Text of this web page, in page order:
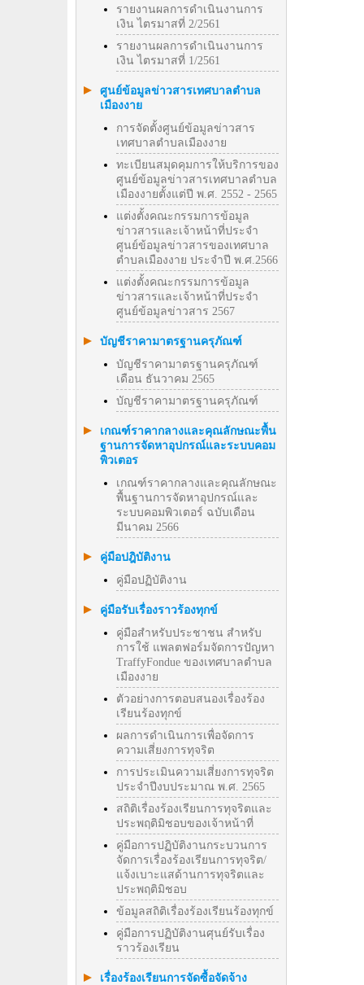
รายงานผลการดำเนินงานการ
เงิน ไตรมาสที่ 2/2561
รายงานผลการดำเนินงานการ
เงิน ไตรมาสที่ 1/2561
ศูนย์ข้อมูลข่าวสารเทศบาลตำบล
เมืองงาย
การจัดตั้งศูนย์ข้อมูลข่าวสาร
เทศบาลตำบลเมืองงาย
ทะเบียนสมุดคุมการให้บริการของ
ศูนย์ข้อมูลข่าวสารเทศบาลตำบล
เมืองงายตั้งแต่ปี พ.ศ. 2552 - 2565
แต่งตั้งคณะกรรมการข้อมูล
ข่าวสารและเจ้าหน้าที่ประจำ
ศูนย์ข้อมูลข่าวสารของเทศบาล
ตำบลเมืองงาย ประจำปี พ.ศ.2566
แต่งตั้งคณะกรรมการข้อมูล
ข่าวสารและเจ้าหน้าที่ประจำ
ศูนย์ข้อมูลข่าวสาร 2567
บัญชีราคามาตรฐานครุภัณฑ์
บัญชีราคามาตรฐานครุภัณฑ์
เดือน ธันวาคม 2565
บัญชีราคามาตรฐานครุภัณฑ์
เกณฑ์ราคากลางและคุณลักษณะพื้น
ฐานการจัดหาอุปกรณ์และระบบคอม
พิวเตอร
เกณฑ์ราคากลางและคุณลักษณะ
พื้นฐานการจัดหาอุปกรณ์และ
ระบบคอมพิวเตอร์ ฉบับเดือน
มีนาคม 2566
คู่มือปฎิบัติงาน
คู่มือปฏิบัติงาน
คู่มือรับเรื่องราวร้องทุกข์
คู่มือสำหรับประชาชน สำหรับ
การใช้ แพลตฟอร์มจัดการปัญหา
TraffyFondue ของเทศบาลตำบล
เมืองงาย
ตัวอย่างการตอบสนองเรื่องร้อง
เรียนร้องทุกข์
ผลการดำเนินการเพื่อจัดการ
ความเสี่ยงการทุจริต
การประเมินความเสี่ยงการทุจริต
ประจำปีงบประมาณ พ.ศ. 2565
สถิติเรื่องร้องเรียนการทุจริตและ
ประพฤติมิชอบของเจ้าหน้าที่
คู่มือการปฏิบัติงานกระบวนการ
จัดการเรื่องร้องเรียนการทุจริต/
แจ้งเบาะแสด้านการทุจริตและ
ประพฤติมิชอบ
ข้อมูลสถิติเรื่องร้องเรียนร้องทุกข์
คู่มือการปฏิบัติงานศุนย์รับเรื่อง
ราวร้องเรียน
เรื่องร้องเรียนการจัดซื้อจัดจ้าง